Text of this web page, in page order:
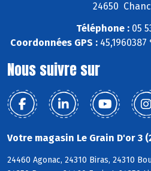
24650
Téléphone :05
Coordonnées GPS :
Nous suivre sur
Votre magasin Le Grain D'or 3
24460 Agonac, 24310 Biras, 24310